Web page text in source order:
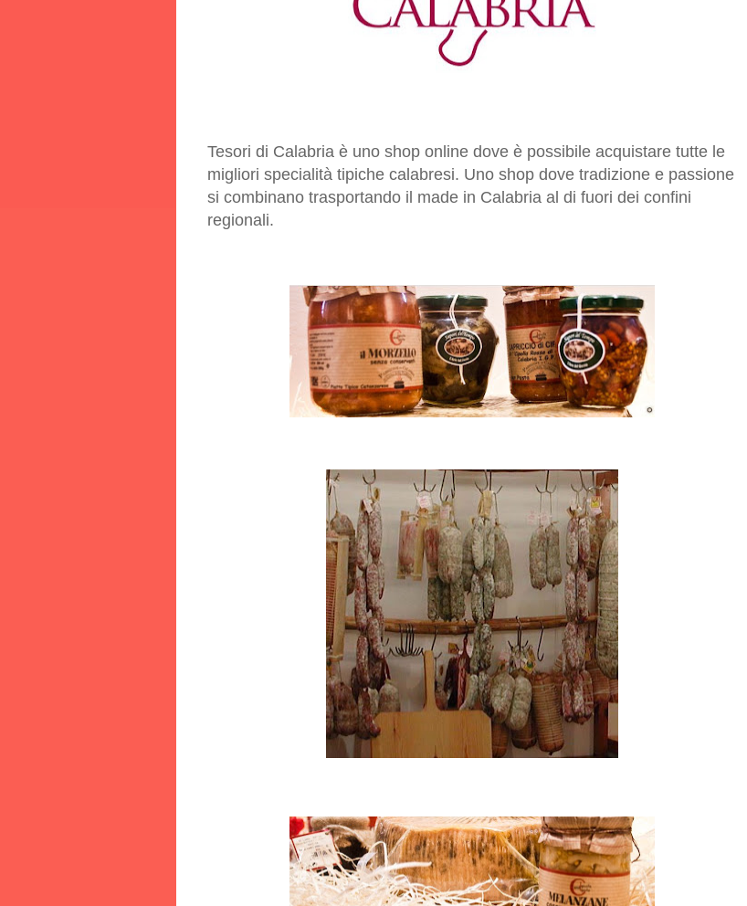
Tesori di Calabria è uno shop online dove è possibile acquistare tutte le
migliori specialità tipiche calabresi. Uno shop dove tradizione e passione
si combinano trasportando il made in Calabria al di fuori dei confini
regionali.